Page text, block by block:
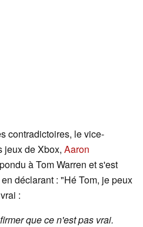
contradictoires, le vice-
jeux de Xbox, Aaron
à Tom Warren et s'est
déclarant : "Hé Tom, je peux
:
que ce n'est pas vrai.